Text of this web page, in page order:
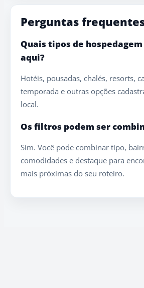
Perguntas
Quais tipos de
aqui?
Hotéis, pousadas, chalés, resorts,
temporada e outras opções
local.
Os filtros podem ser
Sim. Você pode combinar tipo,
comodidades e destaque para
mais próximas do seu roteiro.